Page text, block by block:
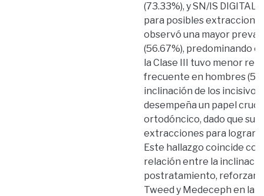
(73.33%), y SN/IS
para posibles
observó una mayor
(56.67%), predominando
la Clase III tuvo menor
frecuente en hombres
inclinación de los
desempeña un papel
ortodóncico, dado que su
extracciones para lograr
Este hallazgo coincide
relación entre la
postratamiento,
Tweed y Medeceph en la